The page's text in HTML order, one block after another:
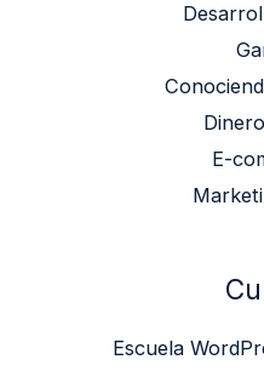
E-
Escuela